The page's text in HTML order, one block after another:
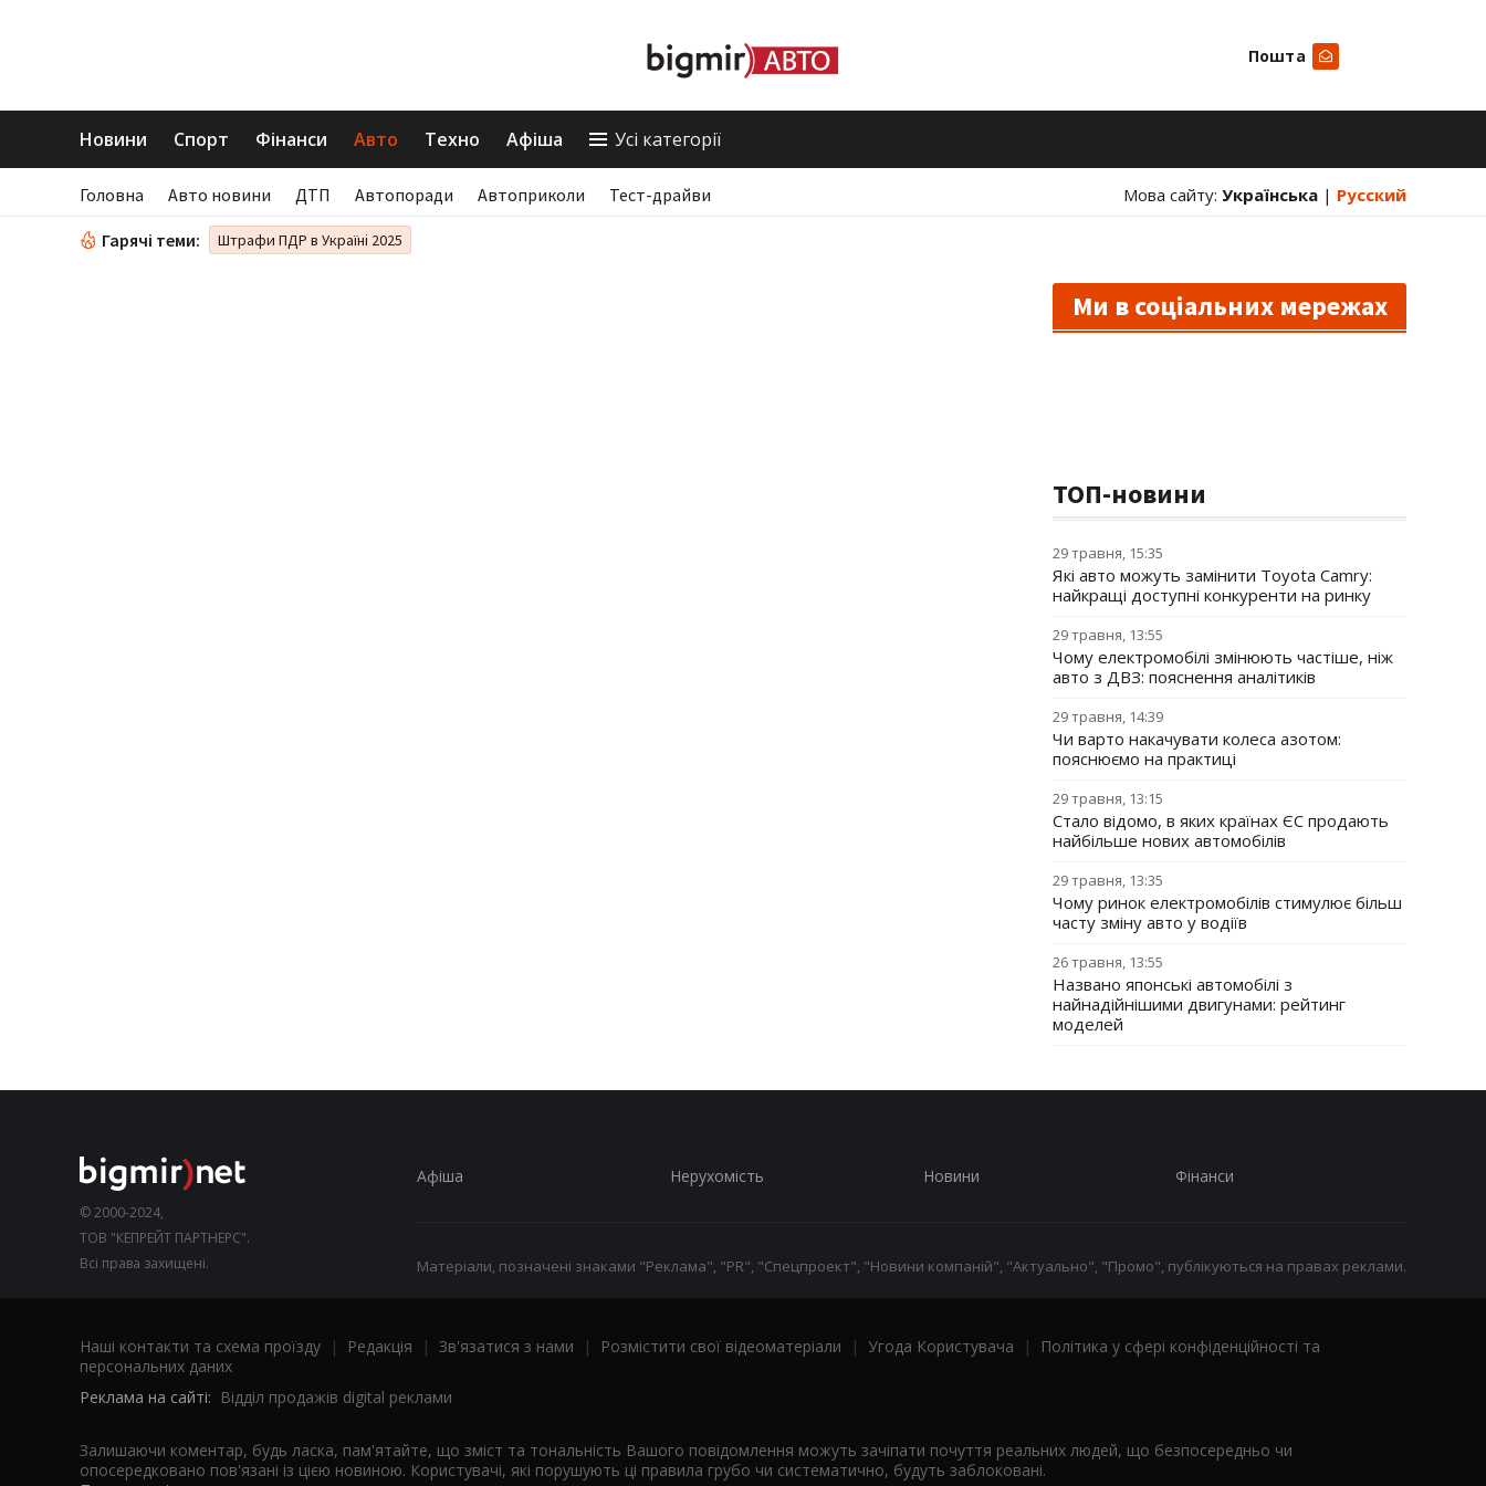
Пошта
Новини Спорт Фінанси Авто Техно Афіша Усі категорії
Головна Авто новини ДТП Автопоради Автоприколи Тест-драйви Мова сайту: Українська | Русский
Гарячі теми: Штрафи ПДР в Україні 2025
Ми в соціальних мережах
ТОП-новини
29 травня, 15:35
Які авто можуть замінити Toyota Camry:
найкращі доступні конкуренти на ринку
29 травня, 13:55
Чому електромобілі змінюють частіше, ніж
авто з ДВЗ: пояснення аналітиків
29 травня, 14:39
Чи варто накачувати колеса азотом:
пояснюємо на практиці
29 травня, 13:15
Стало відомо, в яких країнах ЄС продають
найбільше нових автомобілів
29 травня, 13:35
Чому ринок електромобілів стимулює більш
часту зміну авто у водіїв
26 травня, 13:55
Названо японські автомобілі з
найнадійнішими двигунами: рейтинг
моделей
© 2000-2024,
ТОВ "КЕПРЕЙТ ПАРТНЕРС".
Всі права захищені.
Афіша Нерухомість Новини Фінанси
Матеріали, позначені знаками "Реклама", "PR", "Спецпроект", "Новини компаній", "Актуально", "Промо", публікуються на правах реклами.
Наші контакти та схема проїзду | Редакція | Зв'язатися з нами | Розмістити свої відеоматеріали | Угода Користувача |
Політика у сфері конфіденційності та
персональних даних
Реклама на сайті: Відділ продажів digital реклами
Залишаючи коментар, будь ласка, пам'ятайте, що зміст та тональність Вашого повідомлення можуть зачіпати почуття реальних людей, що безпосередньо чи
опосередковано пов'язані із цією новиною. Користувачі, які порушують ці правила грубо чи систематично, будуть заблоковані.